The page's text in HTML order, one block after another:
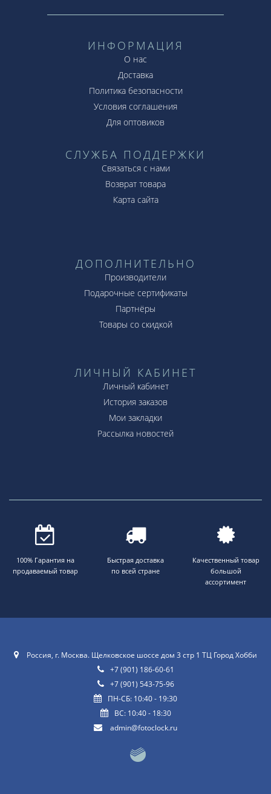
ИНФОРМАЦИЯ
О нас
Доставка
Политика безопасности
Условия соглашения
Для оптовиков
СЛУЖБА ПОДДЕРЖКИ
Связаться с нами
Возврат товара
Карта сайта
ДОПОЛНИТЕЛЬНО
Производители
Подарочные сертификаты
Партнёры
Товары со скидкой
ЛИЧНЫЙ КАБИНЕТ
Личный кабинет
История заказов
Мои закладки
Рассылка новостей
100% Гарантия на
продаваемый товар
Быстрая доставка
по всей стране
Качественный товар
большой
ассортимент
Россия, г. Москва. Щелковское шоссе дом 3 стр 1 ТЦ Город Хобби
+7 (901) 186-60-61
+7 (901) 543-75-96
ПН-СБ: 10:40 - 19:30
ВС: 10:40 - 18:30
admin@fotoclock.ru